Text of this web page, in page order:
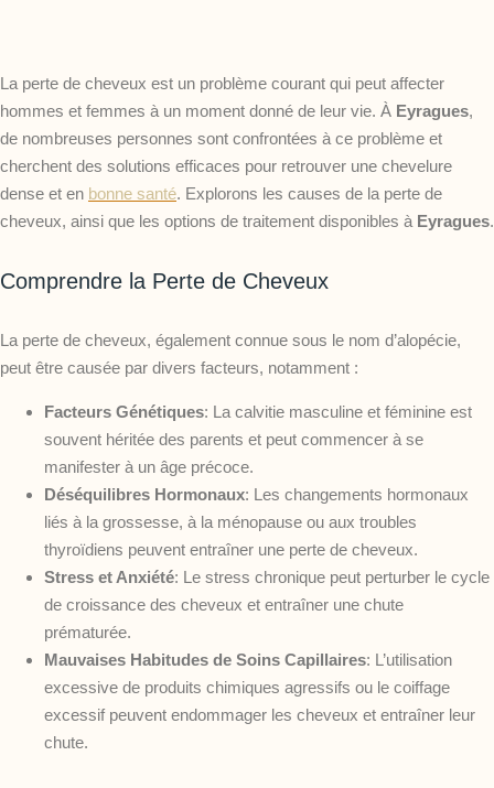
La perte de cheveux est un problème courant qui peut affecter
hommes et femmes à un moment donné de leur vie. À Eyragues,
de nombreuses personnes sont confrontées à ce problème et
cherchent des solutions efficaces pour retrouver une chevelure
dense et en bonne santé. Explorons les causes de la perte de
cheveux, ainsi que les options de traitement disponibles à Eyragues.
Comprendre la Perte de Cheveux
La perte de cheveux, également connue sous le nom d’alopécie,
peut être causée par divers facteurs, notamment :
Facteurs Génétiques: La calvitie masculine et féminine est
souvent héritée des parents et peut commencer à se
manifester à un âge précoce.
Déséquilibres Hormonaux: Les changements hormonaux
liés à la grossesse, à la ménopause ou aux troubles
thyroïdiens peuvent entraîner une perte de cheveux.
Stress et Anxiété: Le stress chronique peut perturber le cycle
de croissance des cheveux et entraîner une chute
prématurée.
Mauvaises Habitudes de Soins Capillaires: L’utilisation
excessive de produits chimiques agressifs ou le coiffage
excessif peuvent endommager les cheveux et entraîner leur
chute.